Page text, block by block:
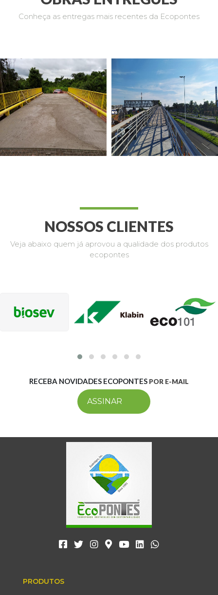
Conheça as entregas mais recentes da Ecopontes
NOSSOS CLIENTES
Veja abaixo quem já aprovou a qualidade dos produtos
ecopontes
RECEBA NOVIDADES ECOPONTES POR E-MAIL
ASSINAR
PRODUTOS